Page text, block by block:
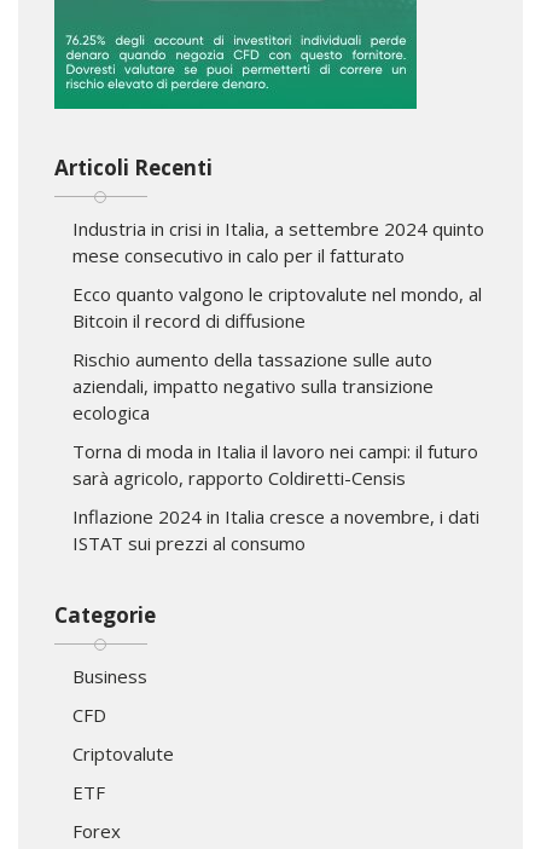
Articoli Recenti
Industria in crisi in Italia, a settembre 2024 quinto
mese consecutivo in calo per il fatturato
Ecco quanto valgono le criptovalute nel mondo, al
Bitcoin il record di diffusione
Rischio aumento della tassazione sulle auto
aziendali, impatto negativo sulla transizione
ecologica
Torna di moda in Italia il lavoro nei campi: il futuro
sarà agricolo, rapporto Coldiretti-Censis
Inflazione 2024 in Italia cresce a novembre, i dati
ISTAT sui prezzi al consumo
Categorie
Business
CFD
Criptovalute
ETF
Forex